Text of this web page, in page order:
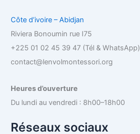
Côte d’ivoire – Abidjan
Riviera Bonoumin rue I75
+225 01 02 45 39 47 (Tél & WhatsApp)
contact@lenvolmontessori.org
Heures d’ouverture
Du lundi au vendredi : 8h00–18h00
Réseaux sociaux